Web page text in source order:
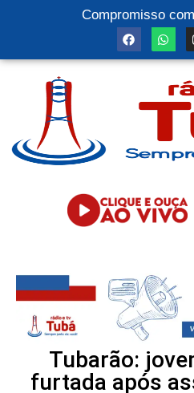
Compromisso
Tubarão:
furtada após